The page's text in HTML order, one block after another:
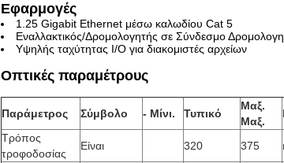
Εφαρμογές
1.25 Gigabit Ethernet μέσω καλωδίου Cat 5
Εναλλακτικός/Δρομολογητής σε Σύνδεσμο
Υψηλής ταχύτητας I/O για διακομιστές αρχείων
Οπτικές παραμέτρους
Παράμετρος Σύμβολο - Μίνι. Τυπικό
Μαξ.
Μαξ.
Τρόπος
τροφοδοσίας
Είναι 320 375